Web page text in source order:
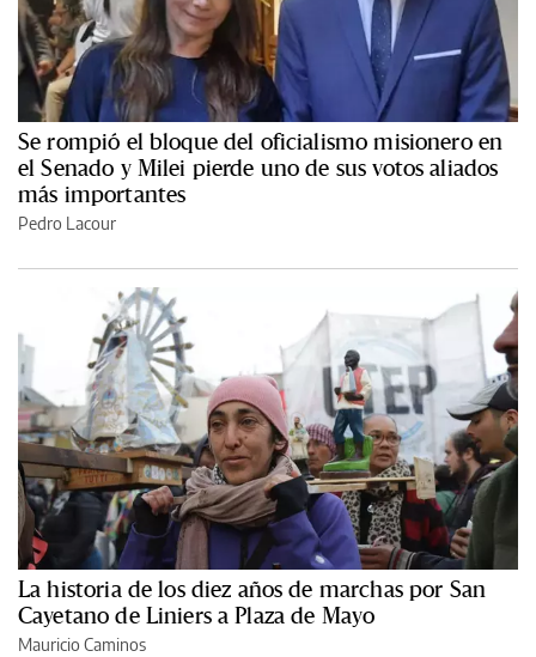
Se rompió el bloque del oficialismo misionero en
el Senado y Milei pierde uno de sus votos aliados
más importantes
Pedro Lacour
La historia de los diez años de marchas por San
Cayetano de Liniers a Plaza de Mayo
Mauricio Caminos